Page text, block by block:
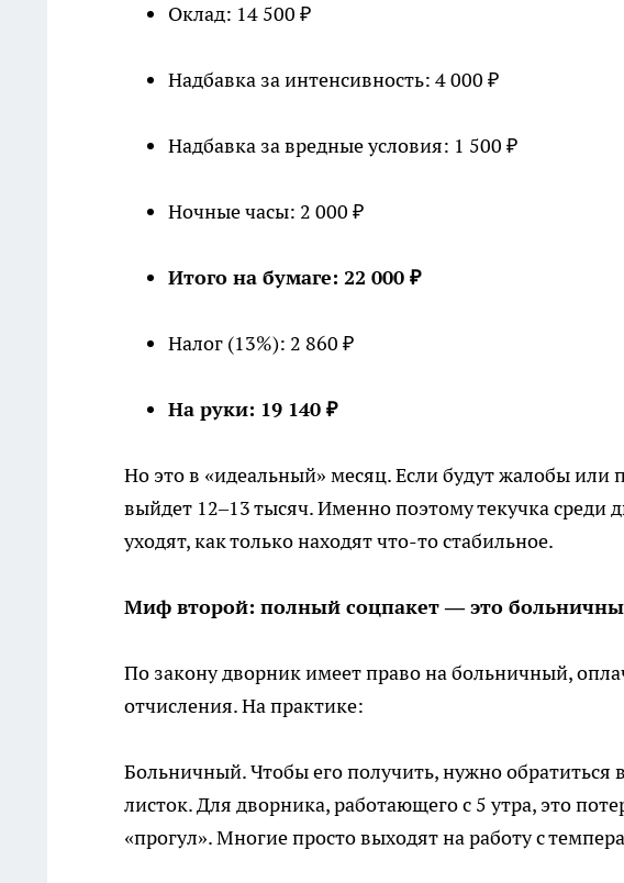
Оклад: 14 500 ₽
Надбавка за интенсивность: 4 000 ₽
Надбавка за вредные условия: 1 500 ₽
Ночные часы: 2 000 ₽
Итого на бумаге: 22 000 ₽
Налог (13%): 2 860 ₽
На руки: 19 140 ₽
Но это в «идеальный» месяц. Если будут жалобы
выйдет 12–13 тысяч. Именно поэтому текучка
уходят, как только находят что-то стабильное.
Миф второй: полный соцпакет — это
По закону дворник имеет право на больничный,
отчисления. На практике:
Больничный. Чтобы его получить, нужно обратиться
листок. Для дворника, работающего с 5 утра, это
«прогул». Многие просто выходят на работу с